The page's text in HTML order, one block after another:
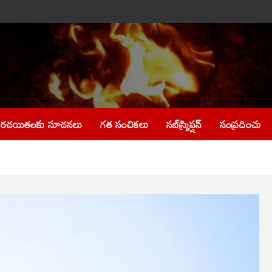
రచయితలకు సూచనలు గత సంచికలు సబ్‌స్క్రిప్షన్ సంప్రదించు